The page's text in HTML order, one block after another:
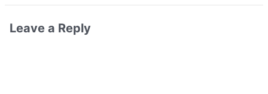
Leave a Reply